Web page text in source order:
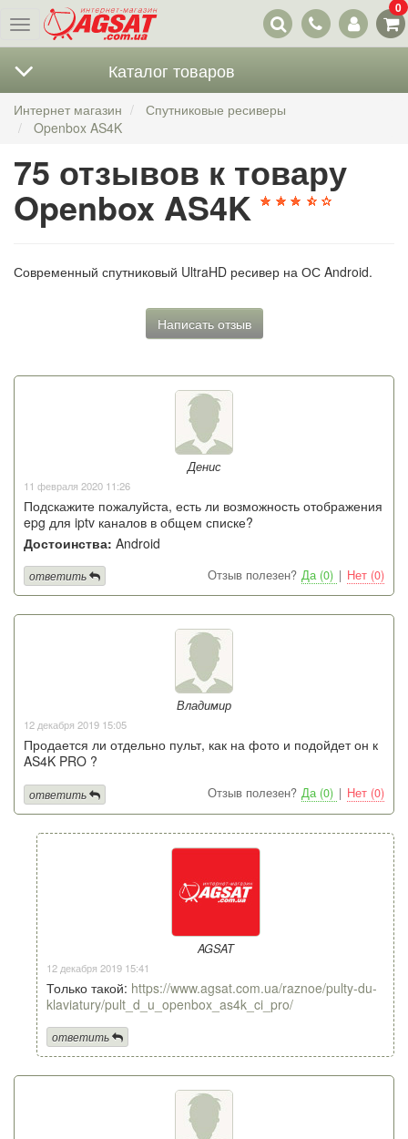
Меню
Наши
контакты
0
Каталог товаров
Интернет магазин
Спутниковые ресиверы
Openbox AS4K
75 отзывов к товару
Openbox AS4K
Современный спутниковый UltraHD ресивер на ОС Android.
Написать отзыв
Денис
11 февраля 2020 11:26
Подскажите пожалуйста, есть ли возможность отображения
epg для iptv каналов в общем списке?
Достоинства: Android
Отзыв полезен? Да (0) | Нет (0)
ответить
Владимир
12 декабря 2019 15:05
Продается ли отдельно пульт, как на фото и подойдет он к
AS4K PRO ?
Отзыв полезен? Да (0) | Нет (0)
ответить
AGSAT
12 декабря 2019 15:41
Только такой: https://www.agsat.com.ua/raznoe/pulty-du-
klaviatury/pult_d_u_openbox_as4k_ci_pro/
ответить